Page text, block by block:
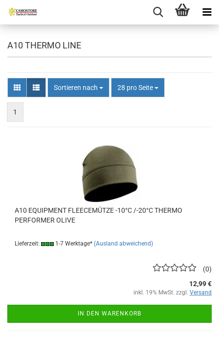
A10 THERMO LINE
Sortieren nach
Sortieren nach 28 pro Seite
pro Seite
1
A10 EQUIPMENT FLEECEMÜTZE -10°C /-20°C THERMO
PERFORMER OLIVE
Lieferzeit: 1-7 Werktage* (Ausland abweichend)
0
12,99 €
inkl. 19% MwSt. zzgl. Versand
IN DEN WARENKORB